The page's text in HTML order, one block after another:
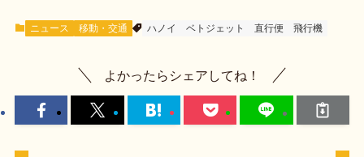
ニュース 移動・交通 ハノイ ベトジェット 直行便 飛行機
よかったらシェアしてね！